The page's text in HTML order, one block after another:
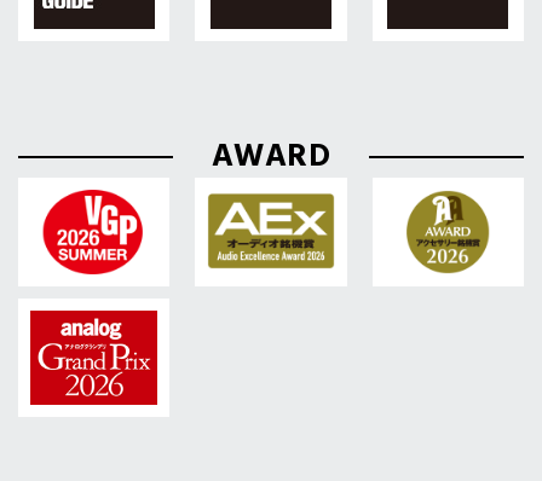
AWARD